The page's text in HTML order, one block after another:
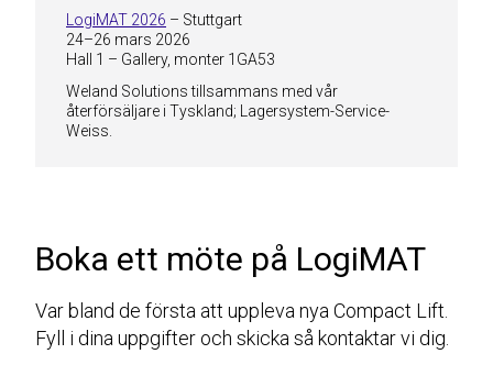
LogiMAT 2026 – Stuttgart
24–26 mars 2026
Hall 1 – Gallery, monter 1GA53
Weland Solutions tillsammans med vår
återförsäljare i Tyskland; Lagersystem-Service-
Weiss.
Boka ett möte på LogiMAT
Var bland de första att uppleva nya Compact Lift.
Fyll i dina uppgifter och skicka så kontaktar vi dig.